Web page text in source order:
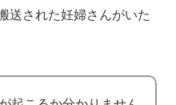
送された妊婦さんがいた